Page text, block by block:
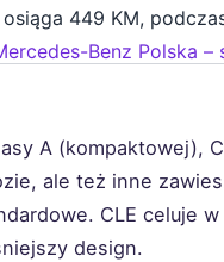
449 KM,
Benz Polska –
A (kompaktowej),
ale też inne
CLE celuje
design.